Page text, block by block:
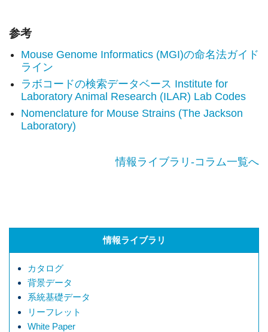
参考
Mouse Genome Informatics (MGI)の命名法ガイド
ライン
ラボコードの検索データベース Institute for
Laboratory Animal Research (ILAR) Lab Codes
Nomenclature for Mouse Strains (The Jackson
Laboratory)
情報ライブラリ-コラム一覧へ
情報ライブラリ
カタログ
背景データ
系統基礎データ
リーフレット
White Paper